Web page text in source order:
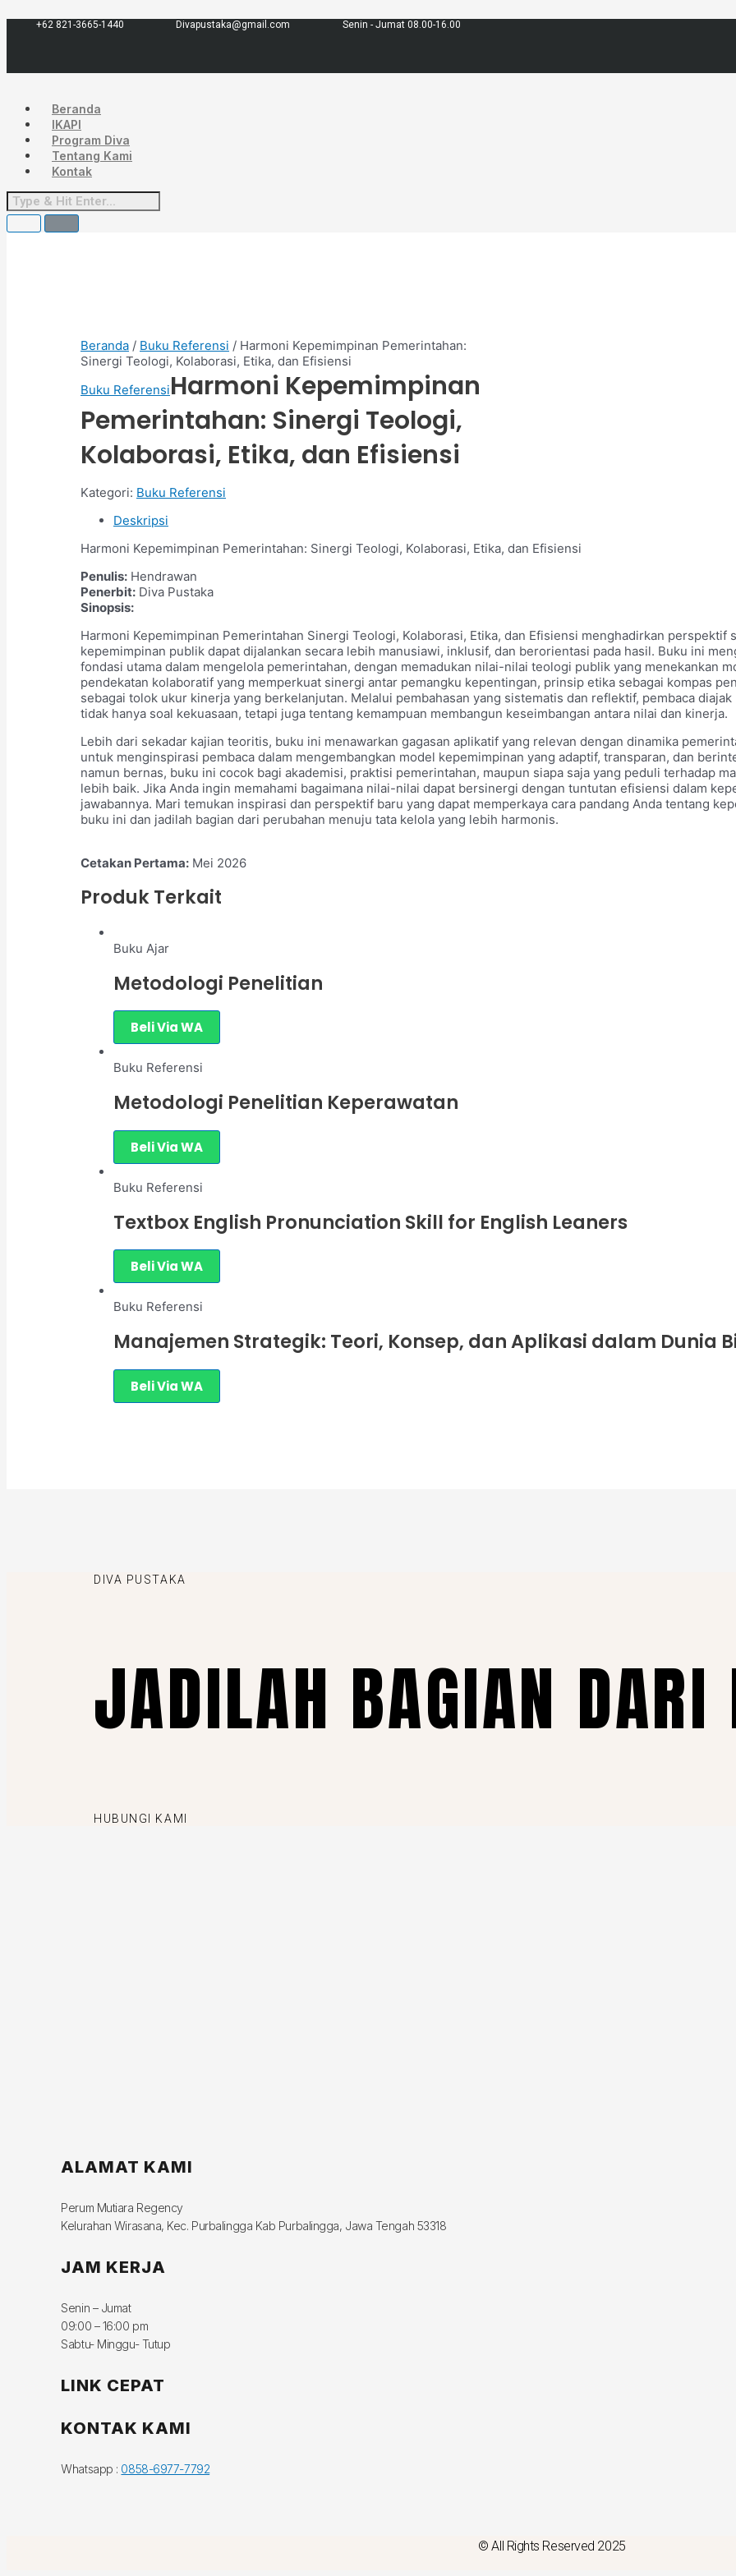
ke
+62 821-3665-1440 Divapustaka@gmail.com Senin - Jumat 08.00-16.00
Beranda
IKAPI
Program Diva
Tentang Kami
Kontak
Beranda / Buku Referensi / Harmoni Kepemimpinan Pemerintahan:
Sinergi Teologi, Kolaborasi, Etika, dan Efisiensi
Buku ReferensiHarmoni Kepemimpinan
Pemerintahan: Sinergi Teologi,
Kolaborasi, Etika, dan Efisiensi
Kategori: Buku Referensi
Deskripsi
Harmoni Kepemimpinan Pemerintahan: Sinergi Teologi, Kolaborasi, Etika, dan Efisiensi
Penulis: Hendrawan
Penerbit: Diva Pustaka
Sinopsis:
Harmoni Kepemimpinan Pemerintahan Sinergi Teologi, Kolaborasi, Etika, dan Efisiensi menghadirkan perspektif
kepemimpinan publik dapat dijalankan secara lebih manusiawi, inklusif, dan berorientasi pada hasil. Buku ini
fondasi utama dalam mengelola pemerintahan, dengan memadukan nilai-nilai teologi publik yang menekankan
pendekatan kolaboratif yang memperkuat sinergi antar pemangku kepentingan, prinsip etika sebagai kompas
sebagai tolok ukur kinerja yang berkelanjutan. Melalui pembahasan yang sistematis dan reflektif, pembaca
tidak hanya soal kekuasaan, tetapi juga tentang kemampuan membangun keseimbangan antara nilai dan kinerja.
Lebih dari sekadar kajian teoritis, buku ini menawarkan gagasan aplikatif yang relevan dengan dinamika
untuk menginspirasi pembaca dalam mengembangkan model kepemimpinan yang adaptif, transparan, dan
namun bernas, buku ini cocok bagi akademisi, praktisi pemerintahan, maupun siapa saja yang peduli terhadap
lebih baik. Jika Anda ingin memahami bagaimana nilai-nilai dapat bersinergi dengan tuntutan efisiensi dalam
jawabannya. Mari temukan inspirasi dan perspektif baru yang dapat memperkaya cara pandang Anda tentang
buku ini dan jadilah bagian dari perubahan menuju tata kelola yang lebih harmonis.
Cetakan Pertama: Mei 2026
Produk Terkait
Buku Ajar
Metodologi Penelitian
Beli Via WA
Buku Referensi
Metodologi Penelitian Keperawatan
Beli Via WA
Buku Referensi
Textbox English Pronunciation Skill for English Leaners
Beli Via WA
Buku Referensi
Manajemen Strategik: Teori, Konsep, dan Aplikasi dalam Dunia
Beli Via WA
DIVA PUSTAKA
JADILAH BAGIAN
HUBUNGI KAMI
ALAMAT KAMI
Perum Mutiara Regency
Kelurahan Wirasana, Kec. Purbalingga Kab Purbalingga, Jawa Tengah 53318
JAM KERJA
Senin – Jumat
09:00 – 16:00 pm
Sabtu- Minggu- Tutup
LINK CEPAT
KONTAK KAMI
Whatsapp : 0858-6977-7792
© All Rights Reserved 2025